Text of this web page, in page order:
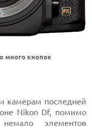
много кнопок
камерам последней
Nikon Df, помимо
элементов